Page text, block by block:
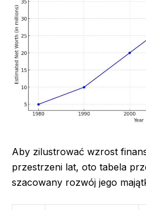
Aby zilustrować wzrost
przestrzeni lat, oto tabela
szacowany rozwój jego